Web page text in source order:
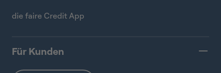
die faire Credit App
Für Kunden